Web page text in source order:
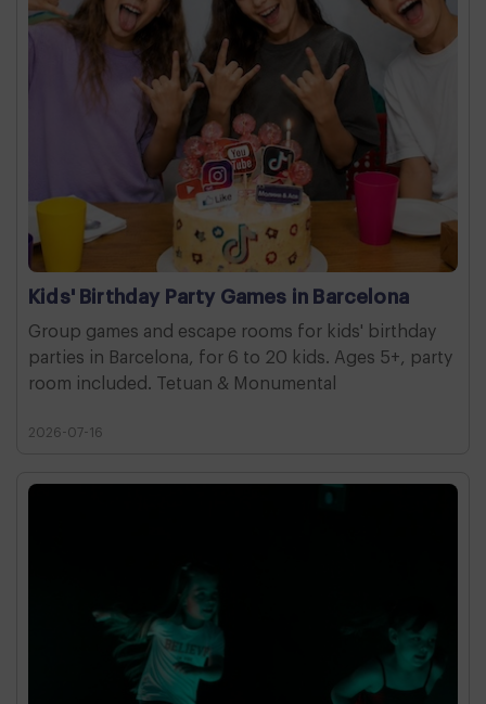
Kids' Birthday Party Games in Barcelona
Group games and escape rooms for kids' birthday
parties in Barcelona, for 6 to 20 kids. Ages 5+, party
room included. Tetuan & Monumental
2026-07-16